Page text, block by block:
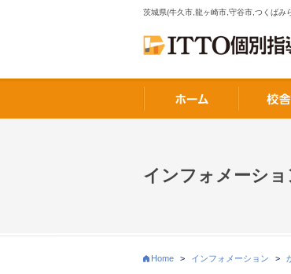
茨城県(牛久市,龍ヶ崎市,守谷市,つくばみ
インフォメーショ
Home > インフォメーション >